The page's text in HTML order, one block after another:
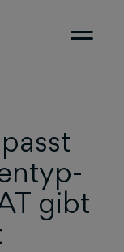
gibt